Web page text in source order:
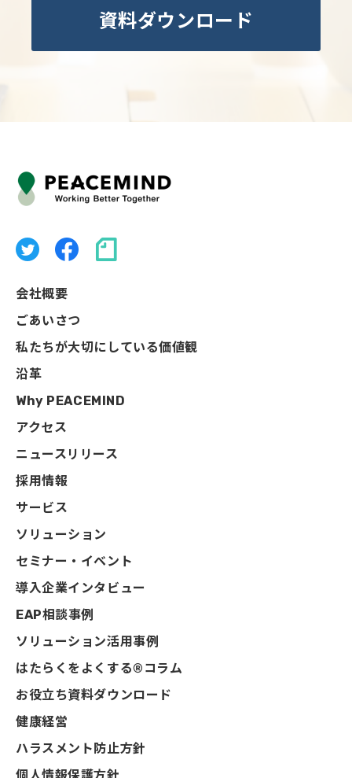
資料ダウンロード
会社概要
ごあいさつ
私たちが大切にしている価値観
沿革
Why PEACEMIND
アクセス
ニュースリリース
採用情報
サービス
ソリューション
セミナー・イベント
導入企業インタビュー
EAP相談事例
ソリューション活用事例
はたらくをよくする®コラム
お役立ち資料ダウンロード
健康経営
ハラスメント防止方針